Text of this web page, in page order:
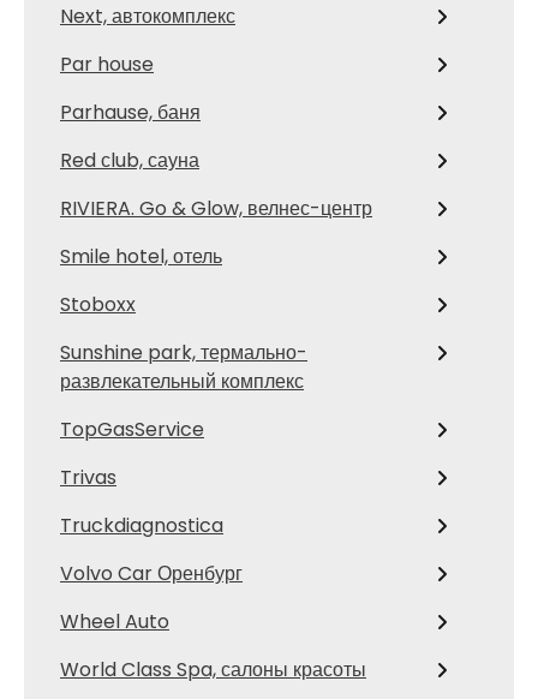
Next, автокомплекс
Par house
Parhause, баня
Red сlub, сауна
RIVIERA. Go & Glow, велнес-центр
Smile hotel, отель
Stoboxx
Sunshine park, термально-
развлекательный комплекс
TopGasService
Trivas
Truckdiagnostica
Volvo Car Оренбург
Wheel Auto
World Class Spa, салоны красоты